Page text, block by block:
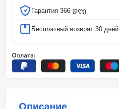
Гарантия 366 დღე
Бесплатный возврат 30 дней
Оплата:
Описание